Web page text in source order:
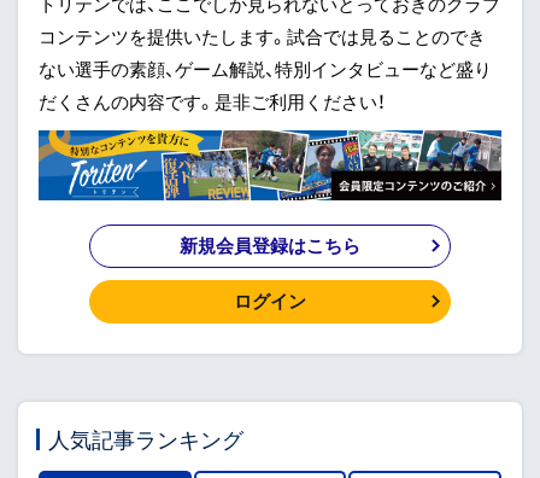
コンテンツを提供いたします。試合では見ることのでき
ない選手の素顔、ゲーム解説、特別インタビューなど盛り
だくさんの内容です。是非ご利用ください！
新規会員登録はこちら
ログイン
人気記事ランキング